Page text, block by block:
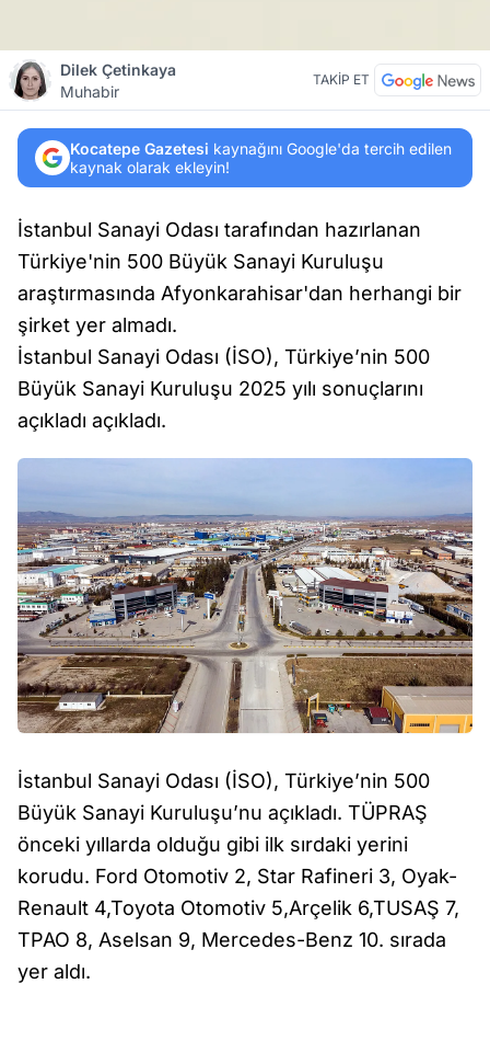
Dilek Çetinkaya
Muhabir
TAKİP ET
Kocatepe Gazetesi kaynağını Google'da tercih edilen
kaynak olarak ekleyin!
İstanbul Sanayi Odası tarafından hazırlanan
Türkiye'nin 500 Büyük Sanayi Kuruluşu
araştırmasında Afyonkarahisar'dan herhangi bir
şirket yer almadı.
İstanbul Sanayi Odası (İSO), Türkiye’nin 500
Büyük Sanayi Kuruluşu 2025 yılı sonuçlarını
açıkladı açıkladı.
İstanbul Sanayi Odası (İSO), Türkiye’nin 500
Büyük Sanayi Kuruluşu’nu açıkladı. TÜPRAŞ
önceki yıllarda olduğu gibi ilk sırdaki yerini
korudu. Ford Otomotiv 2, Star Rafineri 3, Oyak-
Renault 4,Toyota Otomotiv 5,Arçelik 6,TUSAŞ 7,
TPAO 8, Aselsan 9, Mercedes-Benz 10. sırada
yer aldı.